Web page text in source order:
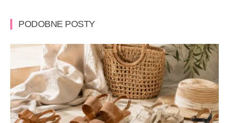
PODOBNE POSTY